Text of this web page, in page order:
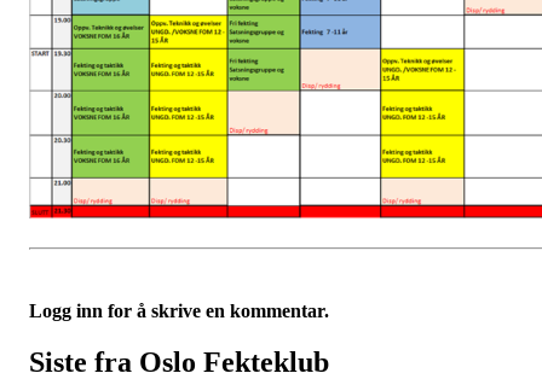
Logg inn for å skrive en kommentar.
Siste fra Oslo Fekteklub